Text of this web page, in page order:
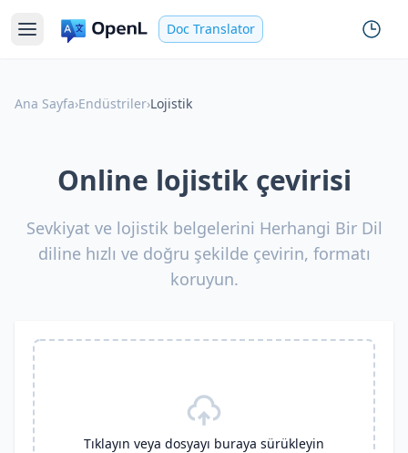
Doc Translator
Ana Sayfa›Endüstriler›Lojistik
Online lojistik çevirisi
Sevkiyat ve lojistik belgelerini Herhangi Bir Dil
diline hızlı ve doğru şekilde çevirin, formatı
koruyun.
Tıklayın veya dosyayı buraya sürükleyin